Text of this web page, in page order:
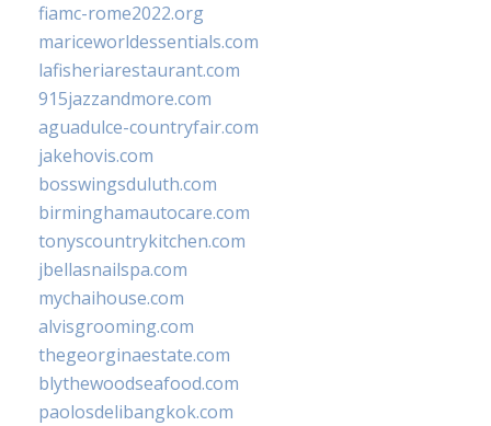
fiamc-rome2022.org
mariceworldessentials.com
lafisheriarestaurant.com
915jazzandmore.com
aguadulce-countryfair.com
jakehovis.com
bosswingsduluth.com
birminghamautocare.com
tonyscountrykitchen.com
jbellasnailspa.com
mychaihouse.com
alvisgrooming.com
thegeorginaestate.com
blythewoodseafood.com
paolosdelibangkok.com